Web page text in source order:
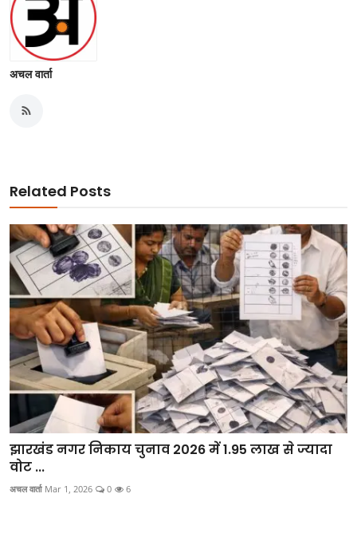
अचल वार्ता
Related Posts
झारखंड नगर निकाय चुनाव 2026 में 1.95 लाख से ज्यादा
वोट ...
अचल वार्ता Mar 1, 2026 0 6